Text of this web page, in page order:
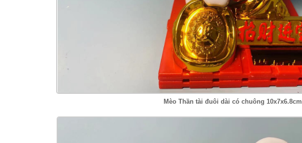
Mèo Thần tài đuôi dài có chuông 10x7x6.8cm